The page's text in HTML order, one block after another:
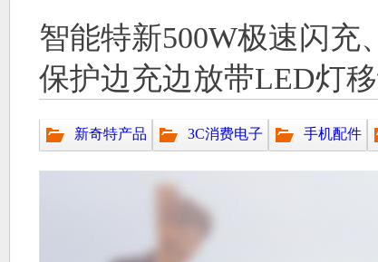
智能特新500W极速闪充
保护边充边放带LED灯
新奇特产品 3C消费电子 手机配件